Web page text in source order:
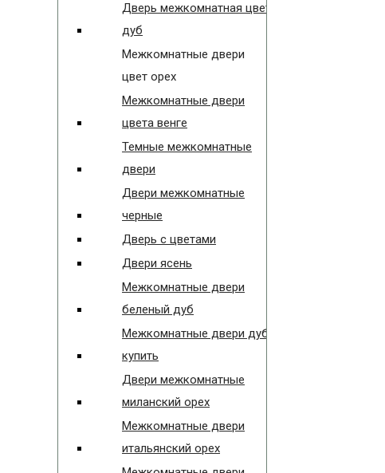
Дверь межкомнатная цвет
дуб
Межкомнатные двери
цвет орех
Межкомнатные двери
цвета венге
Темные межкомнатные
двери
Двери межкомнатные
черные
Дверь с цветами
Двери ясень
Межкомнатные двери
беленый дуб
Межкомнатные двери дуб
купить
Двери межкомнатные
миланский орех
Межкомнатные двери
итальянский орех